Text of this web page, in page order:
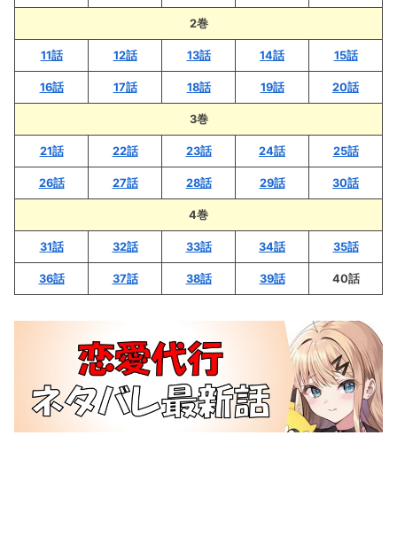
2巻
11話 12話 13話 14話 15話
16話 17話 18話 19話 20話
3巻
21話 22話 23話 24話 25話
26話 27話 28話 29話 30話
4巻
31話 32話 33話 34話 35話
36話 37話 38話 39話 40話